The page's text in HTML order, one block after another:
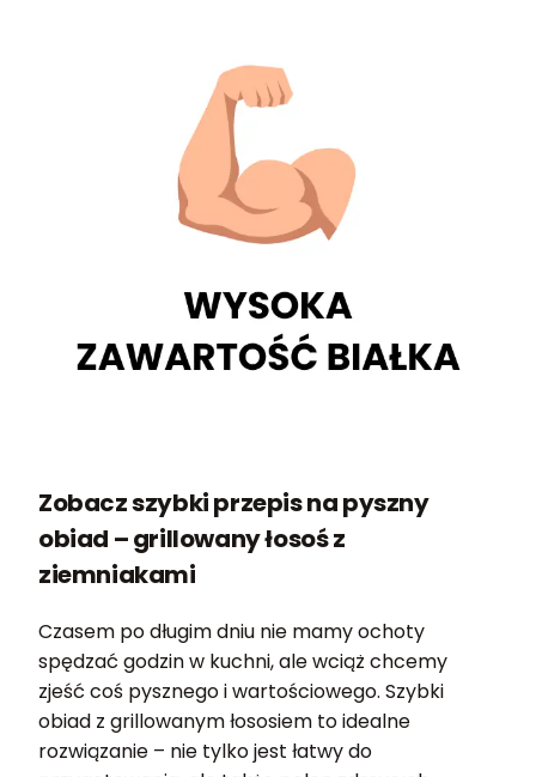
Zobacz szybki przepis na pyszny
obiad – grillowany łosoś z
ziemniakami
Czasem po długim dniu nie mamy ochoty
spędzać godzin w kuchni, ale wciąż chcemy
zjeść coś pysznego i wartościowego. Szybki
obiad z grillowanym łososiem to idealne
rozwiązanie – nie tylko jest łatwy do